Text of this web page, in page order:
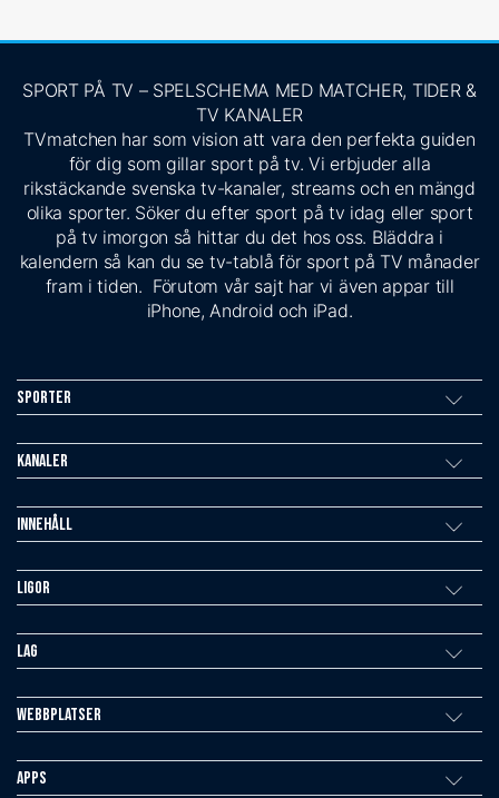
SPORT PÅ TV – SPELSCHEMA MED MATCHER, TIDER &
TV KANALER
TVmatchen har som vision att vara den perfekta guiden
för dig som gillar sport på tv. Vi erbjuder alla
rikstäckande svenska tv-kanaler, streams och en mängd
olika sporter. Söker du efter sport på tv idag eller sport
på tv imorgon så hittar du det hos oss. Bläddra i
kalendern så kan du se tv-tablå för sport på TV månader
fram i tiden. Förutom vår sajt har vi även appar till
iPhone, Android och iPad.
Sporter
Kanaler
Innehåll
Ligor
Lag
Webbplatser
Apps